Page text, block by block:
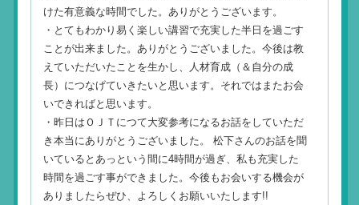
けた有意義な時間でした。ありがとうございます。
・とてもわかり易く楽しい講習で充実した半日を過ごす
ことが出来ました。ありがとうございました。今後は教
えていただいたことを生かし、人材育成（＆自分の成
長）につなげていきたいと思います。それではまたお会
いできればと思います。
・昨日はＯＪＴにつて大変参考になるお話をしていただ
き本当にありがとうございました。 松下さんのお話を聞
いているとあっという間に4時間が過ぎ、私も充実した
時間を過ごす事ができました。今後もお会いする機会が
ありましたらぜひ、よろしくお願いいたします!!